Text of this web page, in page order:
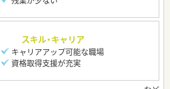
スキル・キャリア
キャリアアップ可能な職場
資格取得支援が充実